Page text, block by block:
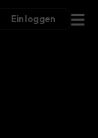
Einloggen